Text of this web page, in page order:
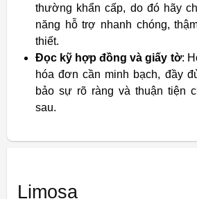
thường khẩn cấp, do đó hãy
năng hỗ trợ nhanh chóng,
thiết.
Đọc kỹ hợp đồng và giấy tờ:
hóa đơn cần minh bạch, đầy
bảo sự rõ ràng và thuận tiện
sau.
Limosa